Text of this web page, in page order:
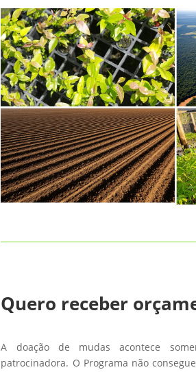
Quero receber
A doação de mudas acontece
patrocinadora. O Programa não